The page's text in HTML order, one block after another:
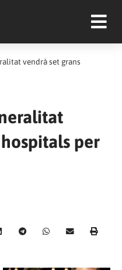
vendrà set grans
per